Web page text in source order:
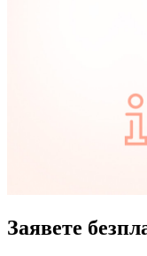
Заявете